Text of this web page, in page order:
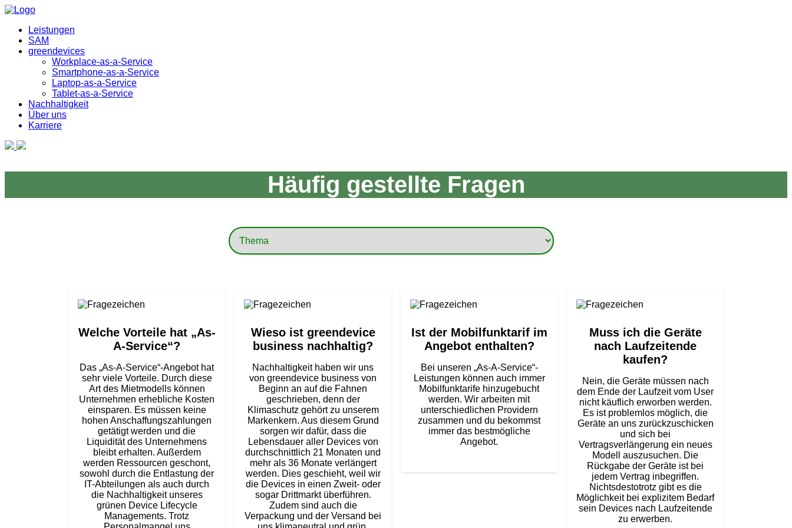
Leistungen
SAM
greendevices
Workplace-as-a-Service
Smartphone-as-a-Service
Laptop-as-a-Service
Tablet-as-a-Service
Nachhaltigkeit
Über uns
Karriere
Häufig gestellte Fragen
Welche Vorteile hat „As-
A-Service“?
Das „As-A-Service“-Angebot hat
sehr viele Vorteile. Durch diese
Art des Mietmodells können
Unternehmen erhebliche Kosten
einsparen. Es müssen keine
hohen Anschaffungszahlungen
getätigt werden und die
Liquidität des Unternehmens
bleibt erhalten. Außerdem
werden Ressourcen geschont,
sowohl durch die Entlastung der
IT-Abteilungen als auch durch
die Nachhaltigkeit unseres
grünen Device Lifecycle
Managements. Trotz
Wieso ist greendevice
business nachhaltig?
Nachhaltigkeit haben wir uns
von greendevice business von
Beginn an auf die Fahnen
geschrieben, denn der
Klimaschutz gehört zu unserem
Markenkern. Aus diesem Grund
sorgen wir dafür, dass die
Lebensdauer aller Devices von
durchschnittlich 21 Monaten und
mehr als 36 Monate verlängert
werden. Dies geschieht, weil wir
die Devices in einen Zweit- oder
sogar Drittmarkt überführen.
Zudem sind auch die
Verpackung und der Versand bei
Ist der Mobilfunktarif im
Angebot enthalten?
Bei unseren „As-A-Service“-
Leistungen können auch immer
Mobilfunktarife hinzugebucht
werden. Wir arbeiten mit
unterschiedlichen Providern
zusammen und du bekommst
immer das bestmögliche
Angebot.
Muss ich die Geräte
nach Laufzeitende
kaufen?
Nein, die Geräte müssen nach
dem Ende der Laufzeit vom User
nicht käuflich erworben werden.
Es ist problemlos möglich, die
Geräte an uns zurückzuschicken
und sich bei
Vertragsverlängerung ein neues
Modell auszusuchen. Die
Rückgabe der Geräte ist bei
jedem Vertrag inbegriffen.
Nichtsdestotrotz gibt es die
Möglichkeit bei explizitem Bedarf
sein Devices nach Laufzeitende
zu erwerben.